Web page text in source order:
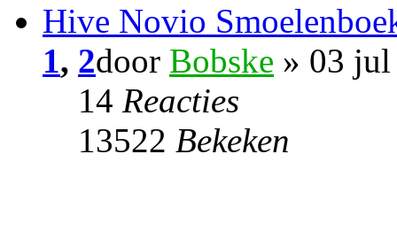
Hive Novio
1, 2door Bobske » 03
14 Reacties
13522 Bekeken